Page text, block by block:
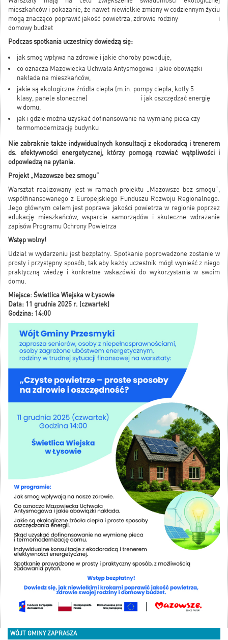
mieszkańców i pokazanie, że nawet niewielkie zmiany w codziennym życiu
mogą znacząco poprawić jakość powietrza, zdrowie rodziny i
domowy budżet
Podczas spotkania uczestnicy dowiedzą się:
jak smog wpływa na zdrowie i jakie choroby powoduje,
co oznacza Mazowiecka Uchwała Antysmogowa i jakie obowiązki
nakłada na mieszkańców,
jakie są ekologiczne źródła ciepła (m.in. pompy ciepła, kotły 5
klasy, panele słoneczne) i jak oszczędzać energię
w domu,
jak i gdzie można uzyskać dofinansowanie na wymianę pieca czy
termomodernizację budynku
Nie zabraknie także indywidualnych konsultacji z ekodoradcą i trenerem
ds. efektywności energetycznej, którzy pomogą rozwiać wątpliwości i
odpowiedzą na pytania.
Projekt „Mazowsze bez smogu”
Warsztat realizowany jest w ramach projektu „Mazowsze bez smogu”,
współfinansowanego z Europejskiego Funduszu Rozwoju Regionalnego.
Jego głównym celem jest poprawa jakości powietrza w regionie poprzez
edukację mieszkańców, wsparcie samorządów i skuteczne wdrażanie
zapisów Programu Ochrony Powietrza
Wstęp wolny!
Udział w wydarzeniu jest bezpłatny. Spotkanie poprowadzone zostanie w
prosty i przystępny sposób, tak aby każdy uczestnik mógł wynieść z niego
praktyczną wiedzę i konkretne wskazówki do wykorzystania w swoim
domu.
Miejsce: Świetlica Wiejska w Łysowie
Data: 11 grudnia 2025 r. (czwartek)
Godzina: 14:00
WÓJT GMINY ZAPRASZA